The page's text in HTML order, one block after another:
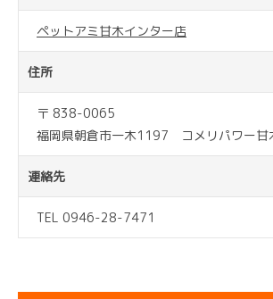
ペットアミ甘木インター店
住所
〒 838-0065
福岡県朝倉市一木1197 コメリパワー甘
連絡先
TEL 0946-28-7471